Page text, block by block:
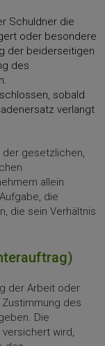
Schuldner die
oder besondere
der beiderseitigen
des
sobald
verlangt
der gesetzlichen,
allein
die
die sein Verhältnis
der Arbeit oder
des
Die
wird,